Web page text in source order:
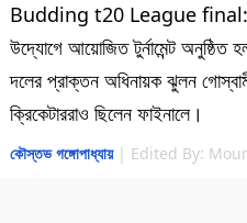
Budding t20 League final:
উদ্যোগে আয়োজিত টুর্নামেন্ট অনুষ্ঠিত
দলের প্রাক্তন অধিনায়ক ঝুলন
ক্রিকেটাররাও ছিলেন ফাইনালে।
কৌস্তভ গঙ্গোপাধ্যায়| Edited By: